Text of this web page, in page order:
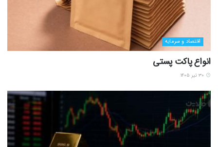
اقتصاد و سرمایه
انواع پاکت پستی